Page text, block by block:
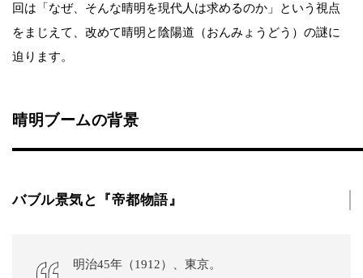
回は「なぜ、そんな晴明を現代人は求めるのか」という視点
をまじえて、改めて晴明と陰陽道（おんみょうどう）の謎に
迫ります。
晴明ブームの背景
バブル景気と『帝都物語』
明治45年（1912）、東京。